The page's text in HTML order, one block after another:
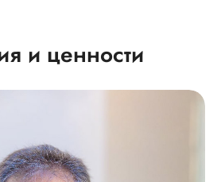
и ценности